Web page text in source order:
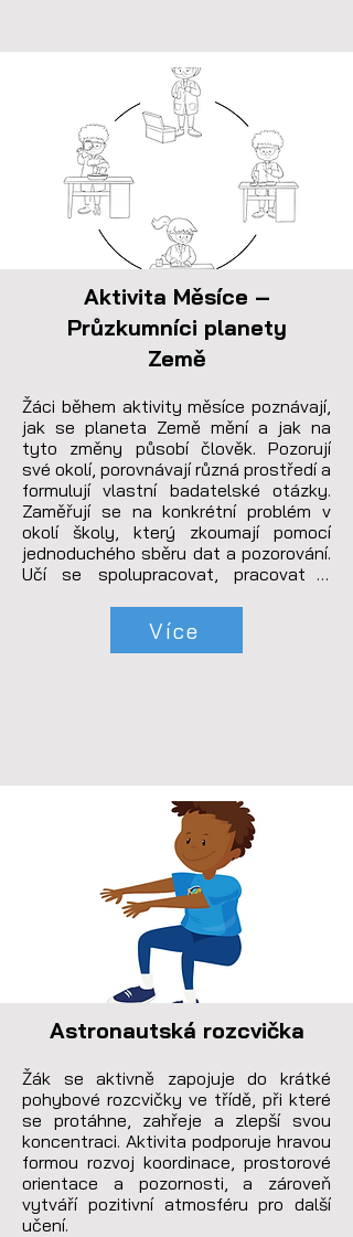
Aktivita Měsíce –
Průzkumníci planety
Země
Žáci během aktivity měsíce poznávají,
jak se planeta Země mění a jak na
tyto změny působí člověk. Pozorují
své okolí, porovnávají různá prostředí a
formulují vlastní badatelské otázky.
Zaměřují se na konkrétní problém v
okolí školy, který zkoumají pomocí
jednoduchého sběru dat a pozorování.
Učí se spolupracovat, pracovat s
Více
Astronautská rozcvička
Žák se aktivně zapojuje do krátké
pohybové rozcvičky ve třídě, při které
se protáhne, zahřeje a zlepší svou
koncentraci. Aktivita podporuje hravou
formou rozvoj koordinace, prostorové
orientace a pozornosti, a zároveň
vytváří pozitivní atmosféru pro další
učení.